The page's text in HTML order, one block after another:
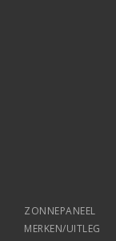
ZONNEPANEEL
MERKEN/UITLEG